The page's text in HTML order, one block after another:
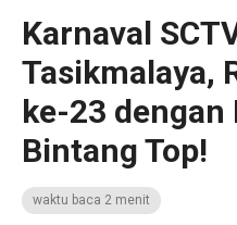
Karnaval
Tasikmalaya,
ke-23 dengan
Bintang Top!
waktu baca 2 menit